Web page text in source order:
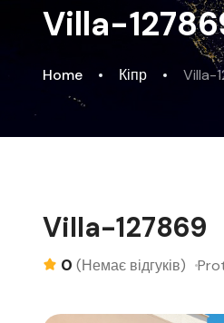
Villa-
Home Кіпр Villa-
Villa-127869
0 (Немає відгуків)